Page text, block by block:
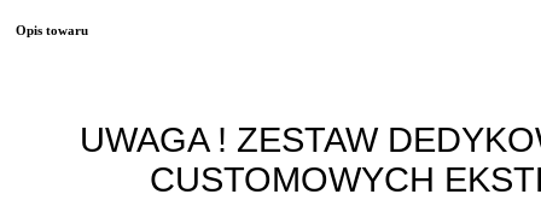
Opis towaru
UWAGA ! ZESTAW
CUSTOMOWYCH